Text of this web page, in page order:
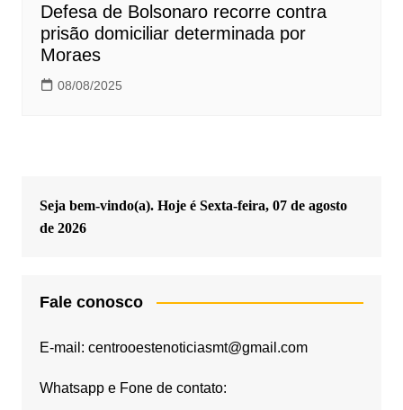
Defesa de Bolsonaro recorre contra
prisão domiciliar determinada por
Moraes
08/08/2025
Seja bem-vindo(a). Hoje é Sexta-feira, 07 de agosto
de 2026
Fale conosco
E-mail: centrooestenoticiasmt@gmail.com
Whatsapp e Fone de contato: